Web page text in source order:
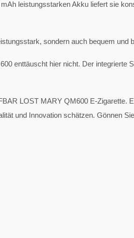
leistungsstarken Akku liefert sie
sondern auch bequem und
enttäuscht hier nicht. Der integrierte
LOST MARY QM600 E-Zigarette.
und Innovation schätzen. Gönnen